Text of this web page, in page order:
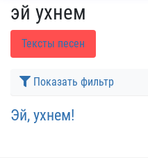
эй ухнем
Тексты песен
Показать фильтр
Эй, ухнем!